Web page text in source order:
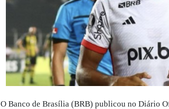
O Banco de Brasília (BRB) publicou no Diário